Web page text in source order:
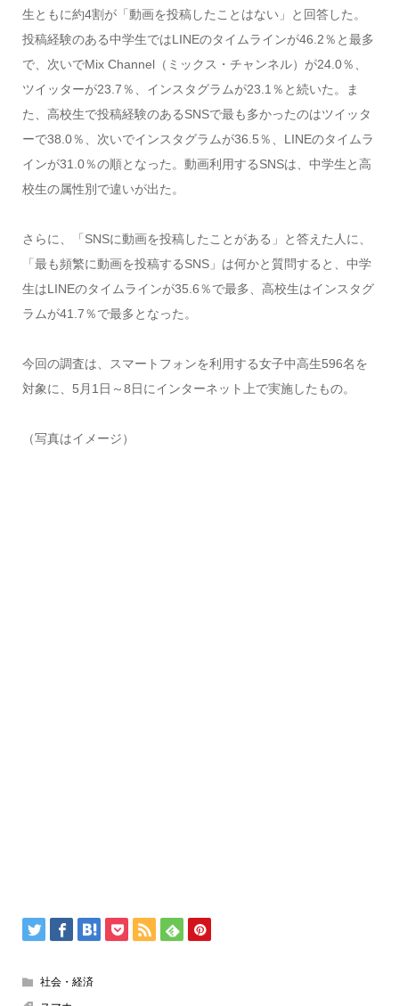
生ともに約4割が「動画を投稿したことはない」と回答した。
投稿経験のある中学生ではLINEのタイムラインが46.2％と最多
で、次いでMix Channel（ミックス・チャンネル）が24.0％、
ツイッターが23.7％、インスタグラムが23.1％と続いた。ま
た、高校生で投稿経験のあるSNSで最も多かったのはツイッタ
ーで38.0％、次いでインスタグラムが36.5％、LINEのタイムラ
インが31.0％の順となった。動画利用するSNSは、中学生と高
校生の属性別で違いが出た。
さらに、「SNSに動画を投稿したことがある」と答えた人に、
「最も頻繁に動画を投稿するSNS」は何かと質問すると、中学
生はLINEのタイムラインが35.6％で最多、高校生はインスタグ
ラムが41.7％で最多となった。
今回の調査は、スマートフォンを利用する女子中高生596名を
対象に、5月1日～8日にインターネット上で実施したもの。
（写真はイメージ）
社会・経済